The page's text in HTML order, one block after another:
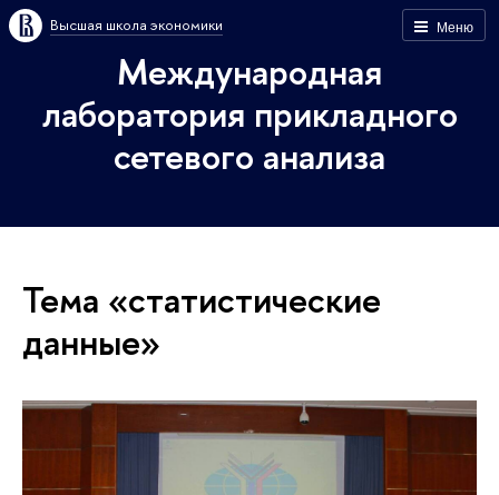
Меню
Высшая школа экономики
Международная
лаборатория прикладного
сетевого анализа
Тема «статистические
данные»